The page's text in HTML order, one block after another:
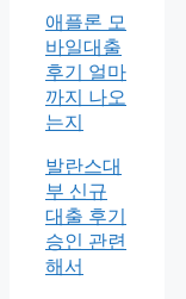
애플론 모
바일대출
후기 얼마
까지 나오
는지
발란스대
부 신규
대출 후기
승인 관련
해서